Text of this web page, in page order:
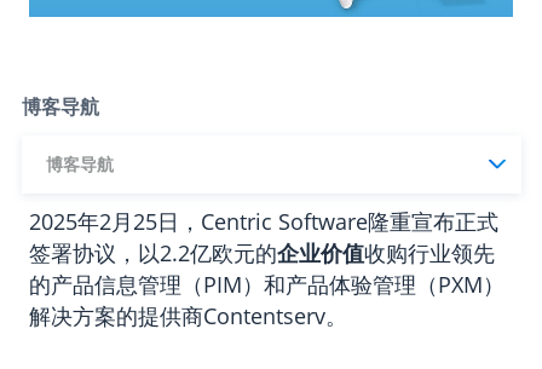
博客导航
博客导航
2025年2月25日，Centric Software隆重宣布正式
签署协议，以2.2亿欧元的企业价值收购行业领先
的产品信息管理（PIM）和产品体验管理 （PXM）
解决方案的提供商Contentserv。